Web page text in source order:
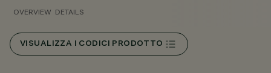
OVERVIEW DETAILS
VISUALIZZA I CODICI PRODOTTO